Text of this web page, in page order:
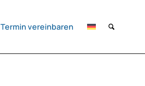
Termin vereinbaren